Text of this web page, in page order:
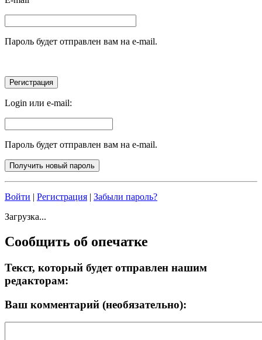
Пароль будет отправлен вам на e-mail.
Login или e-mail:
Пароль будет отправлен вам на e-mail.
Войти | Регистрация | Забыли пароль?
Загрузка...
Сообщить об опечатке
Текст, который будет отправлен нашим
редакторам:
Ваш комментарий (необязательно):